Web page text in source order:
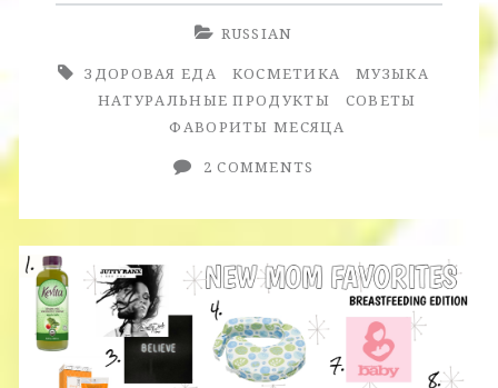
RUSSIAN
ЗДОРОВАЯ ЕДА
КОСМЕТИКА
МУЗЫКА
НАТУРАЛЬНЫЕ ПРОДУКТЫ
СОВЕТЫ
ФАВОРИТЫ МЕСЯЦА
2 COMMENTS